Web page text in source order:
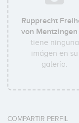
Rupprecht
von Mentzingen
tiene ninguna
imágen en su
galería.
COMPARTIR PERFIL